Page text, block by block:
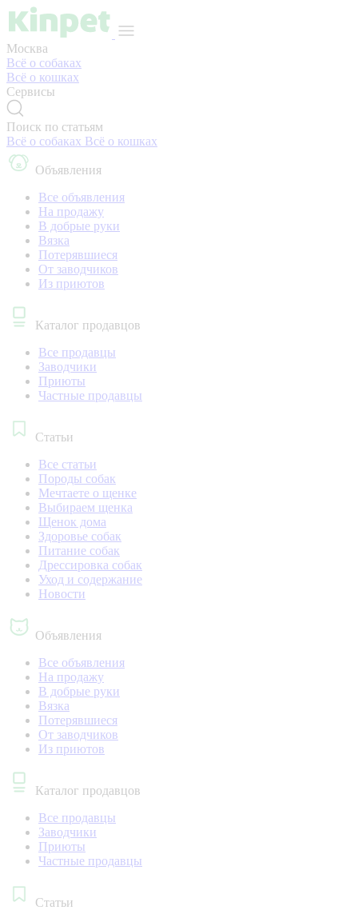
Москва
Всё о собаках
Всё о кошках
Сервисы
Поиск по статьям
Всё о собаках Всё о кошках
Объявления
Все объявления
На продажу
В добрые руки
Вязка
Потерявшиеся
От заводчиков
Из приютов
Каталог продавцов
Все продавцы
Заводчики
Приюты
Частные продавцы
Статьи
Все статьи
Породы собак
Мечтаете о щенке
Выбираем щенка
Щенок дома
Здоровье собак
Питание собак
Дрессировка собак
Уход и содержание
Новости
Объявления
Все объявления
На продажу
В добрые руки
Вязка
Потерявшиеся
От заводчиков
Из приютов
Каталог продавцов
Все продавцы
Заводчики
Приюты
Частные продавцы
Статьи